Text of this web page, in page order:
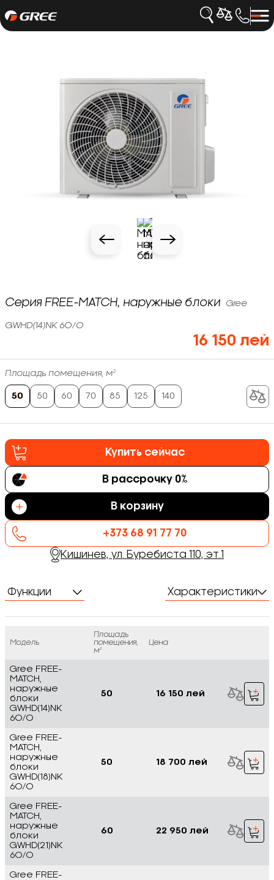
Серия FREE-MATCH, наружные блоки Gree
GWHD(14)NK 6O/O
16 150 лей
Площадь помещения, м²
50 50 60 70 85 125 140
Купить сейчас
В рассрочку 0%
В корзину
+373 68 91 77 70
Кишинев, ул. Буребиста 110, эт.1
Функции Характеристики
Модель
Площадь
помещения,
м²
Цена
Gree FREE-
MATCH,
наружные
блоки
GWHD(14)NK
6O/O
50 16 150 лей
Gree FREE-
MATCH,
наружные
блоки
GWHD(18)NK
6O/O
50 18 700 лей
Gree FREE-
MATCH,
наружные
блоки
GWHD(21)NK
6O/O
60 22 950 лей
Gree FREE-